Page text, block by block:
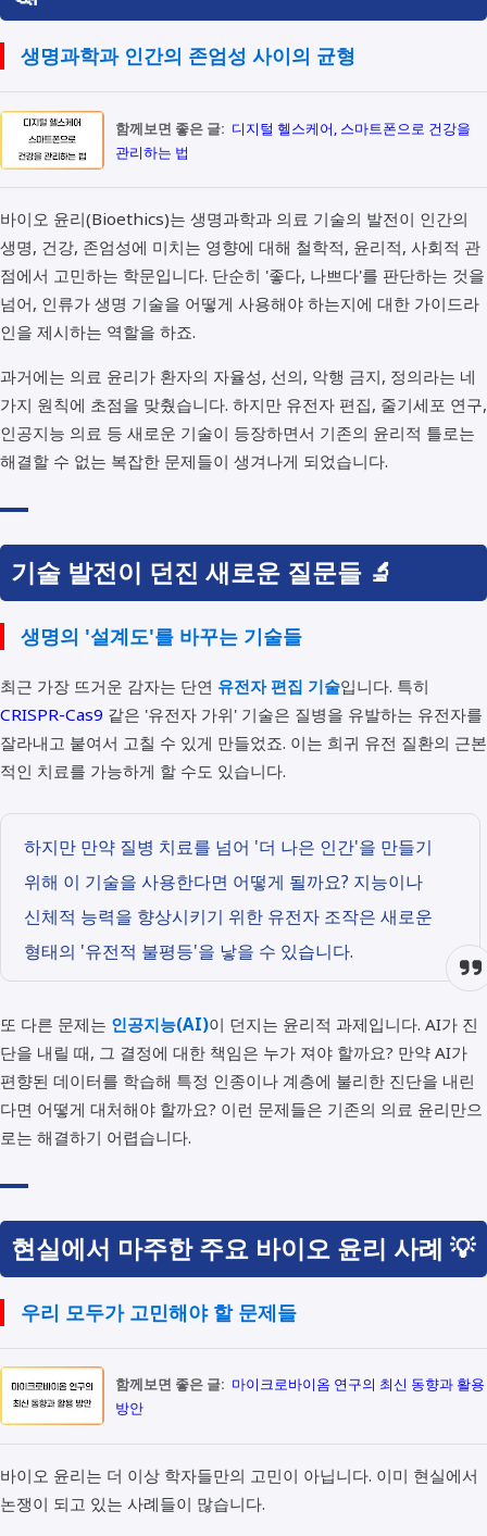
생명과학과 인간의 존엄성 사이의 균형
함께보면 좋은 글: 디지털 헬스케어, 스마트폰으로 건강을
관리하는 법
바이오 윤리(Bioethics)는 생명과학과 의료 기술의 발전이 인간의
생명, 건강, 존엄성에 미치는 영향에 대해 철학적, 윤리적, 사회적 관
점에서 고민하는 학문입니다. 단순히 '좋다, 나쁘다'를 판단하는 것을
넘어, 인류가 생명 기술을 어떻게 사용해야 하는지에 대한 가이드라
인을 제시하는 역할을 하죠.
과거에는 의료 윤리가 환자의 자율성, 선의, 악행 금지, 정의라는 네
가지 원칙에 초점을 맞췄습니다. 하지만 유전자 편집, 줄기세포 연구,
인공지능 의료 등 새로운 기술이 등장하면서 기존의 윤리적 틀로는
해결할 수 없는 복잡한 문제들이 생겨나게 되었습니다.
기술 발전이 던진 새로운 질문들 🔬
생명의 '설계도'를 바꾸는 기술들
최근 가장 뜨거운 감자는 단연 유전자 편집 기술입니다. 특히
CRISPR-Cas9 같은 '유전자 가위' 기술은 질병을 유발하는 유전자를
잘라내고 붙여서 고칠 수 있게 만들었죠. 이는 희귀 유전 질환의 근본
적인 치료를 가능하게 할 수도 있습니다.
하지만 만약 질병 치료를 넘어 '더 나은 인간'을 만들기
위해 이 기술을 사용한다면 어떻게 될까요? 지능이나
신체적 능력을 향상시키기 위한 유전자 조작은 새로운
형태의 '유전적 불평등'을 낳을 수 있습니다.
또 다른 문제는 인공지능(AI)이 던지는 윤리적 과제입니다. AI가 진
단을 내릴 때, 그 결정에 대한 책임은 누가 져야 할까요? 만약 AI가
편향된 데이터를 학습해 특정 인종이나 계층에 불리한 진단을 내린
다면 어떻게 대처해야 할까요? 이런 문제들은 기존의 의료 윤리만으
로는 해결하기 어렵습니다.
현실에서 마주한 주요 바이오 윤리 사례 💡
우리 모두가 고민해야 할 문제들
함께보면 좋은 글: 마이크로바이옴 연구의 최신 동향과 활용
방안
바이오 윤리는 더 이상 학자들만의 고민이 아닙니다. 이미 현실에서
논쟁이 되고 있는 사례들이 많습니다.